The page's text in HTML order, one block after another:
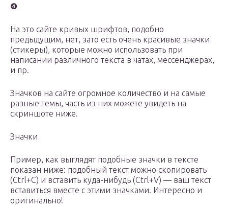
❹
На это сайте кривых шрифтов, подобно
предыдущим, нет, зато есть очень красивые значки
(стикеры), которые можно использовать при
написании различного текста в чатах, мессенджерах,
и пр.
Значков на сайте огромное количество и на самые
разные темы, часть из них можете увидеть на
скриншоте ниже.
Значки
Пример, как выглядят подобные значки в тексте
показан ниже: подобный текст можно скопировать
(Ctrl+C) и вставить куда-нибудь (Ctrl+V) — ваш текст
вставиться вместе с этими значками. Интересно и
оригинально!